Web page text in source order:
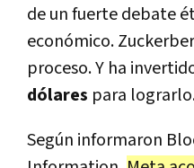
de un fuerte debate
económico.
proceso. Y ha
dólares para
Según informaron